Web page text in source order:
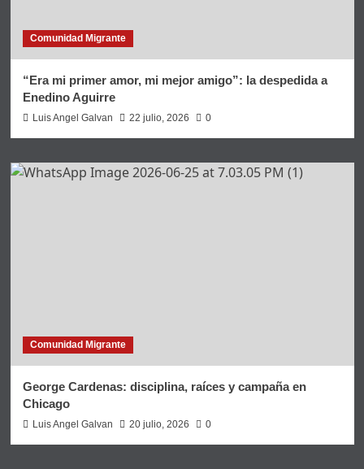
Comunidad Migrante
“Era mi primer amor, mi mejor amigo”: la despedida a
Enedino Aguirre
Luis Angel Galvan 22 julio, 2026 0
Comunidad Migrante
George Cardenas: disciplina, raíces y campaña en
Chicago
Luis Angel Galvan 20 julio, 2026 0